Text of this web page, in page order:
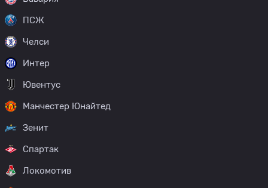
ПСЖ
Челси
Интер
Ювентус
Манчестер Юнайтед
Зенит
Спартак
Локомотив